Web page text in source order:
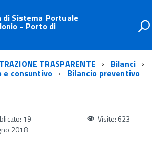
Sistema Portuale
- Porto di
TRASPARENTE Bilanci
e consuntivo Bilancio preventivo
19
2018
Visite: 623